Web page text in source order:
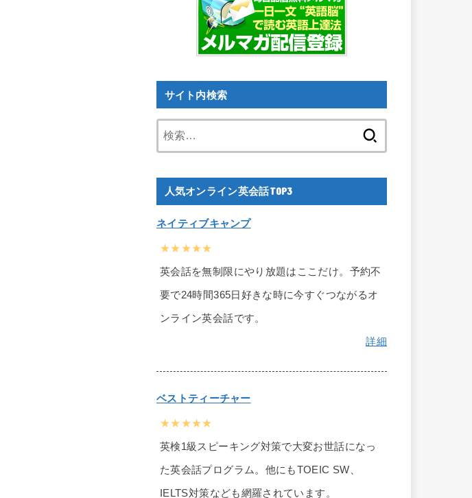
サイト内検索
人気オンライン英会話TOP3
ネイティブキャンプ
★★★★★
英会話を無制限にやり放題はここだけ。予約不
要で24時間365日好きな時に今すぐつながるオ
ンライン英会話です。
詳細
ベストティーチャー
★★★★★
英検1級スピーキング対策で大変お世話になっ
た英会話プログラム。他にもTOEIC SW、
IELTS対策なども網羅されています。